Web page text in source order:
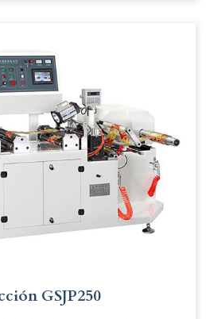
GSJP250